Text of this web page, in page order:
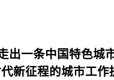
出一条中国特色
新征程的城市工作